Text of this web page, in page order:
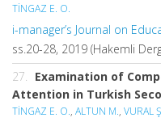
TİNGAZ E. O.
i-manager’s Journal on
ss.20-28, 2019 (Hakemli
27.
Examination of
Attention in Turkish
TİNGAZ E. O., ALTUN M., VURAL